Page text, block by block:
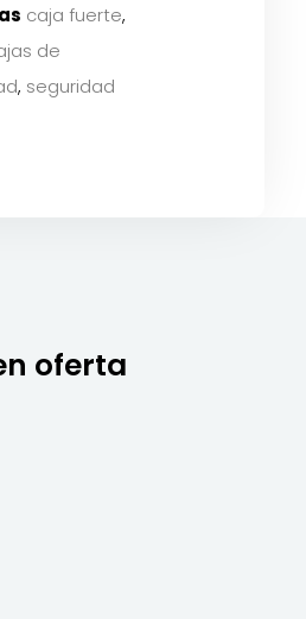
caja fuerte,
de
, seguridad
oferta